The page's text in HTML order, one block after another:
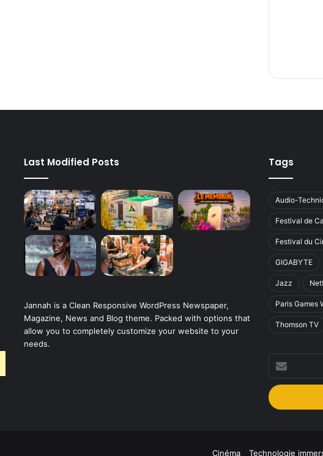
Last Modified Posts
Jannah is a Clean Responsive WordPress Newspaper,
Magazine, News and Blog theme. Packed with options that
allow you to completely customize your website to your
needs.
Tags
Audio-
Festival de
Festival du
GIGABYTE
Jazz
Paris Games
Thomson TV
votre
adresse
Email
Cinéma Technologie